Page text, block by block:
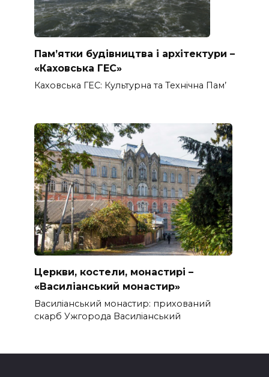
Пам’ятки будівництва і архітектури –
«Каховська ГЕС»
Каховська ГЕС: Культурна та Технічна Пам’
Церкви, костели, монастирі –
«Василіанський монастир»
Василіанський монастир: прихований
скарб Ужгорода Василіанський